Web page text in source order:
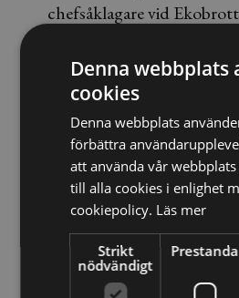
chefsåklagare vid
domare (adjungerad
Chef vid Skatteverkets
för ämnesområdena
beskattning, ideella
skattebetalningslagen
Lärare i straffrätt på
universitet
Biträdande jurist vid
Koorti AB
Denna webbplats
cookies
Denna webbplats
förbättra
att använda vår
till alla cookies i enlighet
cookiepolicy. Läs mer
Strikt
nödvändigt
Prestanda